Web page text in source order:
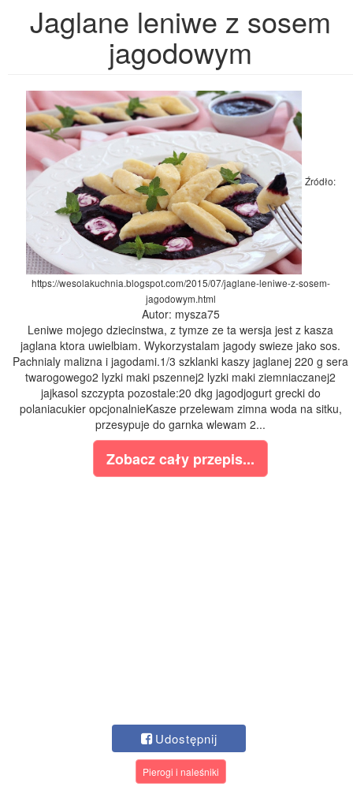
Jaglane leniwe z sosem
jagodowym
Źródło:
https://wesolakuchnia.blogspot.com/2015/07/jaglane-leniwe-z-sosem-
jagodowym.html
Autor: mysza75
Leniwe mojego dziecinstwa, z tymze ze ta wersja jest z kasza
jaglana ktora uwielbiam. Wykorzystalam jagody swieze jako sos.
Pachnialy malizna i jagodami.1/3 szklanki kaszy jaglanej 220 g sera
twarogowego2 lyzki maki pszennej2 lyzki maki ziemniaczanej2
jajkasol szczypta pozostale:20 dkg jagodjogurt grecki do
polaniacukier opcjonalnieKasze przelewam zimna woda na sitku,
przesypuje do garnka wlewam 2...
Zobacz cały przepis...
Udostępnij
Pierogi i naleśniki